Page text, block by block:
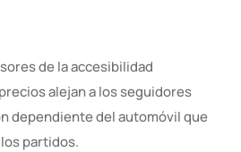
de la accesibilidad
alejan a los seguidores
dependiente del automóvil que
partidos.